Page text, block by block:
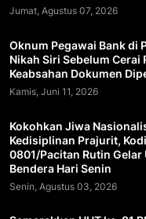
Jumat, Agustus 07, 2026
Oknum Pegawai Bank di
Nikah Siri Sebelum Cerai
Keabsahan Dokumen
Kamis, Juni 11, 2026
Kokohkan Jiwa
Kedisiplinan Prajurit,
0801/Pacitan Rutin Gelar
Bendera Hari Senin
Senin, Agustus 03, 2026